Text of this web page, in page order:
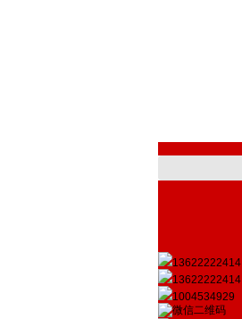
13622222414
13622222414
1004534929